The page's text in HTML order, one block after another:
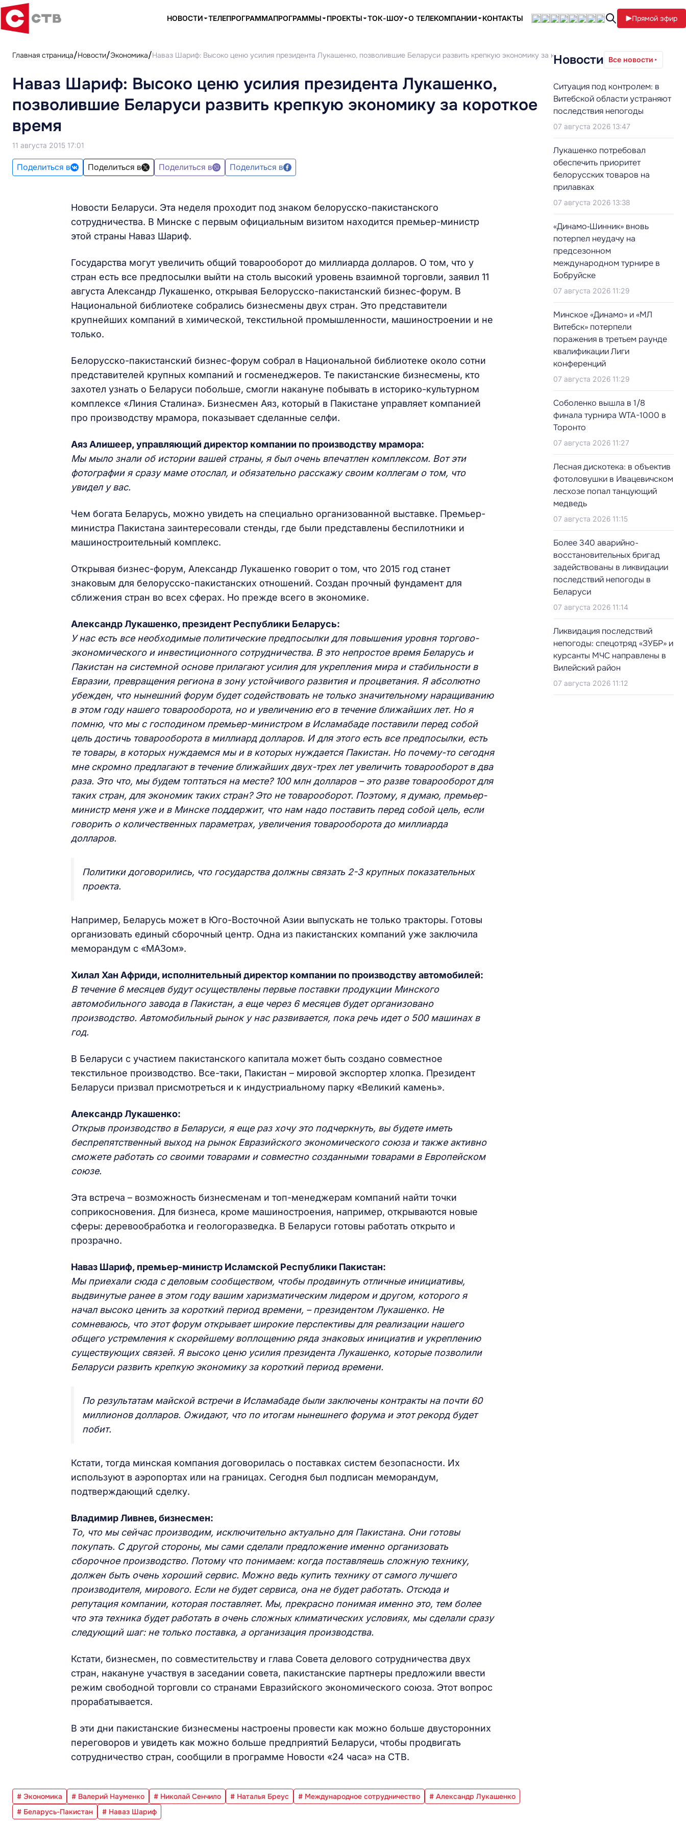
НОВОСТИ ТЕЛЕПРОГРАММАПРОГРАММЫ ПРОЕКТЫ ТОК-ШОУ О ТЕЛЕКОМПАНИИ КОНТАКТЫ Прямой эфир
Главная страница Новости Экономика Наваз Шариф: Высоко ценю усилия президента Лукашенко, позволившие Беларуси развить крепкую экономику за короткое время
Наваз Шариф: Высоко ценю усилия президента Лукашенко,
позволившие Беларуси развить крепкую экономику за короткое
время
11 августа 2015 17:01
Поделиться в Поделиться в Поделиться в Поделиться в
Новости Беларуси. Эта неделя проходит под знаком белорусско-пакистанского
сотрудничества. В Минске с первым официальным визитом находится премьер-министр
этой страны Наваз Шариф.
Государства могут увеличить общий товарооборот до миллиарда долларов. О том, что у
стран есть все предпосылки выйти на столь высокий уровень взаимной торговли, заявил 11
августа Александр Лукашенко, открывая Белорусско-пакистанский бизнес-форум. В
Национальной библиотеке собрались бизнесмены двух стран. Это представители
крупнейших компаний в химической, текстильной промышленности, машиностроении и не
только.
Белорусско-пакистанский бизнес-форум собрал в Национальной библиотеке около сотни
представителей крупных компаний и госменеджеров. Те пакистанские бизнесмены, кто
захотел узнать о Беларуси побольше, смогли накануне побывать в историко-культурном
комплексе «Линия Сталина». Бизнесмен Аяз, который в Пакистане управляет компанией
про производству мрамора, показывает сделанные селфи.
Аяз Алишеер, управляющий директор компании по производству мрамора:
Мы мыло знали об истории вашей страны, я был очень впечатлен комплексом. Вот эти
фотографии я сразу маме отослал, и обязательно расскажу своим коллегам о том, что
увидел у вас.
Чем богата Беларусь, можно увидеть на специально организованной выставке. Премьер-
министра Пакистана заинтересовали стенды, где были представлены беспилотники и
машиностроительный комплекс.
Открывая бизнес-форум, Александр Лукашенко говорит о том, что 2015 год станет
знаковым для белорусско-пакистанских отношений. Создан прочный фундамент для
сближения стран во всех сферах. Но прежде всего в экономике.
Александр Лукашенко, президент Республики Беларусь:
У нас есть все необходимые политические предпосылки для повышения уровня торгово-
экономического и инвестиционного сотрудничества. В это непростое время Беларусь и
Пакистан на системной основе прилагают усилия для укрепления мира и стабильности в
Евразии, превращения региона в зону устойчивого развития и процветания. Я абсолютно
убежден, что нынешний форум будет содействовать не только значительному наращиванию
в этом году нашего товарооборота, но и увеличению его в течение ближайших лет. Но я
помню, что мы с господином премьер-министром в Исламабаде поставили перед собой
цель достичь товарооборота в миллиард долларов. И для этого есть все предпосылки, есть
те товары, в которых нуждаемся мы и в которых нуждается Пакистан. Но почему-то сегодня
мне скромно предлагают в течение ближайших двух-трех лет увеличить товарооборот в два
раза. Это что, мы будем топтаться на месте? 100 млн долларов – это разве товарооборот для
таких стран, для экономик таких стран? Это не товарооборот. Поэтому, я думаю, премьер-
министр меня уже и в Минске поддержит, что нам надо поставить перед собой цель, если
говорить о количественных параметрах, увеличения товарооборота до миллиарда
долларов.
Политики договорились, что государства должны связать 2-3 крупных показательных
проекта.
Например, Беларусь может в Юго-Восточной Азии выпускать не только тракторы. Готовы
организовать единый сборочный центр. Одна из пакистанских компаний уже заключила
меморандум с «МАЗом».
Хилал Хан Африди, исполнительный директор компании по производству автомобилей:
В течение 6 месяцев будут осуществлены первые поставки продукции Минского
автомобильного завода в Пакистан, а еще через 6 месяцев будет организовано
производство. Автомобильный рынок у нас развивается, пока речь идет о 500 машинах в
год.
В Беларуси с участием пакистанского капитала может быть создано совместное
текстильное производство. Все-таки, Пакистан – мировой экспортер хлопка. Президент
Беларуси призвал присмотреться и к индустриальному парку «Великий камень».
Александр Лукашенко:
Открыв производство в Беларуси, я еще раз хочу это подчеркнуть, вы будете иметь
беспрепятственный выход на рынок Евразийского экономического союза и также активно
сможете работать со своими товарами и совместно созданными товарами в Европейском
союзе.
Эта встреча – возможность бизнесменам и топ-менеджерам компаний найти точки
соприкосновения. Для бизнеса, кроме машиностроения, например, открываются новые
сферы: деревообработка и геологоразведка. В Беларуси готовы работать открыто и
прозрачно.
Наваз Шариф, премьер-министр Исламской Республики Пакистан:
Мы приехали сюда с деловым сообществом, чтобы продвинуть отличные инициативы,
выдвинутые ранее в этом году вашим харизматическим лидером и другом, которого я
начал высоко ценить за короткий период времени, – президентом Лукашенко. Не
сомневаюсь, что этот форум открывает широкие перспективы для реализации нашего
общего устремления к скорейшему воплощению ряда знаковых инициатив и укреплению
существующих связей. Я высоко ценю усилия президента Лукашенко, которые позволили
Беларуси развить крепкую экономику за короткий период времени.
По результатам майской встречи в Исламабаде были заключены контракты на почти 60
миллионов долларов. Ожидают, что по итогам нынешнего форума и этот рекорд будет
побит.
Кстати, тогда минская компания договорилась о поставках систем безопасности. Их
используют в аэропортах или на границах. Сегодня был подписан меморандум,
подтверждающий сделку.
Владимир Ливнев, бизнесмен:
То, что мы сейчас производим, исключительно актуально для Пакистана. Они готовы
покупать. С другой стороны, мы сами сделали предложение именно организовать
сборочное производство. Потому что понимаем: когда поставляешь сложную технику,
должен быть очень хороший сервис. Можно ведь купить технику от самого лучшего
производителя, мирового. Если не будет сервиса, она не будет работать. Отсюда и
репутация компании, которая поставляет. Мы, прекрасно понимая именно это, тем более
что эта техника будет работать в очень сложных климатических условиях, мы сделали сразу
следующий шаг: не только поставка, а организация производства.
Кстати, бизнесмен, по совместительству и глава Совета делового сотрудничества двух
стран, накануне участвуя в заседании совета, пакистанские партнеры предложили ввести
режим свободной торговли со странами Евразийского экономического союза. Этот вопрос
прорабатывается.
В эти дни пакистанские бизнесмены настроены провести как можно больше двусторонних
переговоров и увидеть как можно больше предприятий Беларуси, чтобы продвигать
сотрудничество стран, сообщили в программе Новости «24 часа» на СТВ.
# Экономика # Валерий Науменко # Николай Сенчило # Наталья Бреус # Международное сотрудничество
# Александр Лукашенко
# Беларусь-Пакистан
# Наваз Шариф
Новости Все новости
Ситуация под контролем: в
Витебской области устраняют
последствия непогоды
07 августа 2026 13:47
Лукашенко потребовал
обеспечить приоритет
белорусских товаров на
прилавках
07 августа 2026 13:38
«Динамо‑Шинник» вновь
потерпел неудачу на
предсезонном
международном турнире в
Бобруйске
07 августа 2026 11:29
Минское «Динамо» и «МЛ
Витебск» потерпели
поражения в третьем раунде
квалификации Лиги
конференций
07 августа 2026 11:29
Соболенко вышла в 1/8
финала турнира WTA-1000 в
Торонто
07 августа 2026 11:27
Лесная дискотека: в объектив
фотоловушки в Ивацевичском
лесхозе попал танцующий
медведь
07 августа 2026 11:15
Более 340 аварийно-
восстановительных бригад
задействованы в ликвидации
последствий непогоды в
Беларуси
07 августа 2026 11:14
Ликвидация последствий
непогоды: спецотряд «ЗУБР» и
курсанты МЧС направлены в
Вилейский район
07 августа 2026 11:12